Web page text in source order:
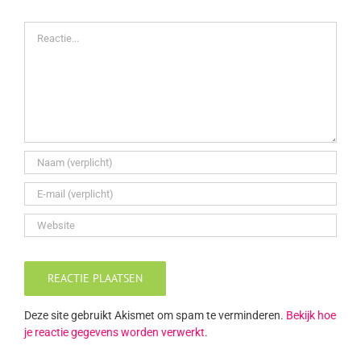
Deze site gebruikt Akismet om spam te verminderen. Bekijk hoe
je reactie gegevens worden verwerkt.